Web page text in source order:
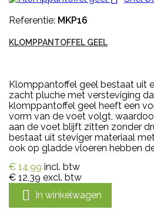
Referentie: MKP16
KLOMPPANTOFFEL GEEL
Klomppantoffel geel bestaat uit
zacht pluche met versteviging
klomppantoffel geel heeft een
vorm van de voet volgt,
aan de voet blijft zitten zonder
bestaat uit steviger materiaal
ook op gladde vloeren hebben
€ 14,99 incl. btw
€ 12,39 excl. btw
 In winkelwagen